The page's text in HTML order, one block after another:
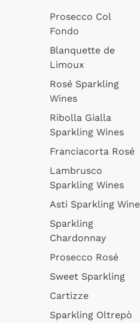
Prosecco Col
Fondo
Blanquette de
Limoux
Rosé Sparkling
Wines
Ribolla Gialla
Sparkling Wines
Franciacorta Rosé
Lambrusco
Sparkling Wines
Asti Sparkling Wine
Sparkling
Chardonnay
Prosecco Rosé
Sweet Sparkling
Cartizze
Sparkling Oltrepò